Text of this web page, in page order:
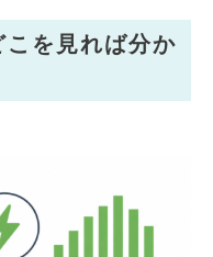
を見れば分か